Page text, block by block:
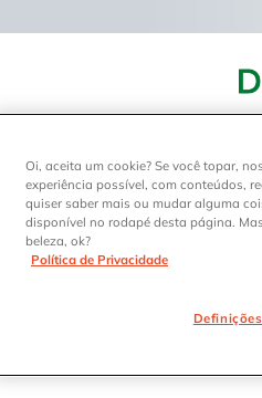
Troque seus pontos
Oi, aceita um cookie? Se você topar,
experiência possível, com conteúdos,
quiser saber mais ou mudar alguma
disponível no rodapé desta página.
beleza, ok?
Política de Privacidade